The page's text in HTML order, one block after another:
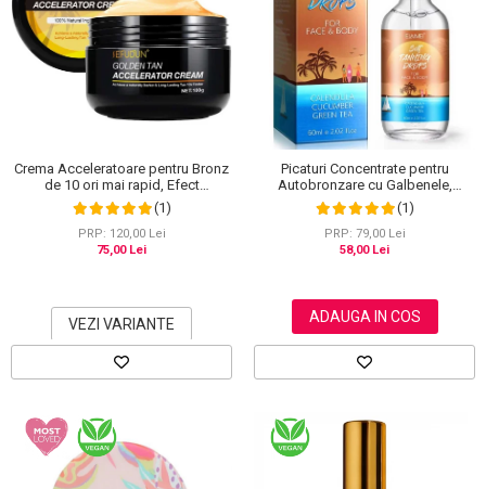
Crema Acceleratoare pentru Bronz
de 10 ori mai rapid, Efect
Intensificator, Ingrediente 100%
Naturale, Sefudun, 100 g
(1)
PRP: 120,00 Lei
75,00 Lei
VEZI VARIANTE
Picaturi Concentrate pentru
Autobronzare cu Galbenele,
Castravete si Ceai verde, Fata si
Corp, Elaimei, 60 ml
(1)
PRP: 79,00 Lei
58,00 Lei
ADAUGA IN COS